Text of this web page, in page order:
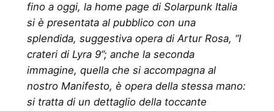
fino a oggi, la home page di Solarpunk Italia
si è presentata al pubblico con una
splendida, suggestiva opera di Artur Rosa, “I
crateri di Lyra 9”; anche la seconda
immagine, quella che si accompagna al
nostro Manifesto, è opera della stessa mano:
si tratta di un dettaglio della toccante